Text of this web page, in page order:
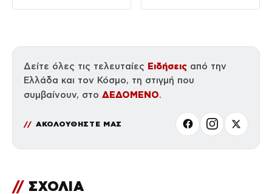
Δείτε όλες τις τελευταίες Ειδήσεις από την
Ελλάδα και τον Κόσμο, τη στιγμή που
συμβαίνουν, στο ΔΕΔΟΜΕΝΟ.
ΑΚΟΛΟΥΘΗΣΤΕ ΜΑΣ
// ΣΧΟΛΙΑ